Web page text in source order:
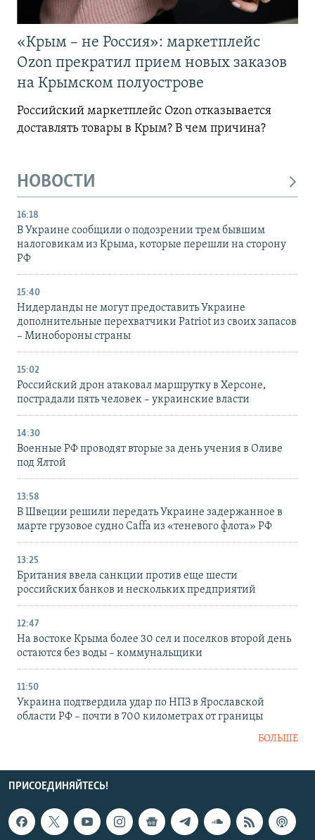
«Крым – не Россия»: маркетплейс
Ozon прекратил прием новых заказов
на Крымском полуострове
Российский маркетплейс Ozon отказывается
доставлять товары в Крым? В чем причина?
НОВОСТИ
16:18
В Украине сообщили о подозрении трем бывшим
налоговикам из Крыма, которые перешли на сторону
РФ
15:40
Нидерланды не могут предоставить Украине
дополнительные перехватчики Patriot из своих запасов
– Минобороны страны
15:02
Российский дрон атаковал маршрутку в Херсоне,
пострадали пять человек – украинские власти
14:30
Военные РФ проводят вторые за день учения в Оливе
под Ялтой
13:58
В Швеции решили передать Украине задержанное в
марте грузовое судно Caffa из «теневого флота» РФ
13:25
Британия ввела санкции против еще шести
российских банков и нескольких предприятий
12:47
На востоке Крыма более 30 сел и поселков второй день
остаются без воды – коммунальщики
11:50
Украина подтвердила удар по НПЗ в Ярославской
области РФ – почти в 700 километрах от границы
БОЛЬШЕ
ПРИСОЕДИНЯЙТЕСЬ!